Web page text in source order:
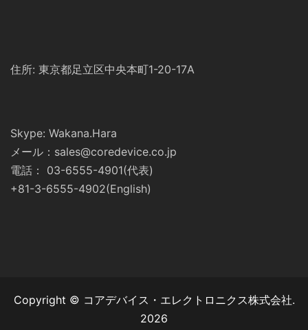
住所: 東京都足立区中央本町1-20-17A
Skype: Wakana.Hara
メール：sales@coredevice.co.jp
電話： 03-6555-4901(代表)
+81-3-6555-4902(English)
Copyright © コアデバイス・エレクトロニクス株式会社.
2026